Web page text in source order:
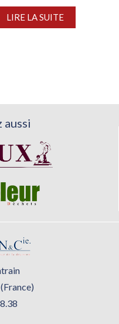
plombe le
en meilleure...
LIRE LA SUITE
aussi